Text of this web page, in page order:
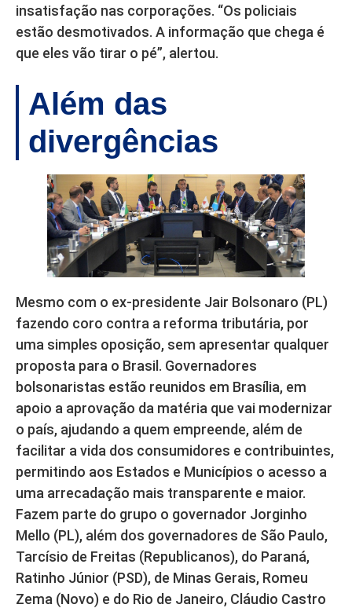
insatisfação nas corporações. “Os policiais
estão desmotivados. A informação que chega é
que eles vão tirar o pé”, alertou.
Além das
divergências
Mesmo com o ex-presidente Jair Bolsonaro (PL)
fazendo coro contra a reforma tributária, por
uma simples oposição, sem apresentar qualquer
proposta para o Brasil. Governadores
bolsonaristas estão reunidos em Brasília, em
apoio a aprovação da matéria que vai modernizar
o país, ajudando a quem empreende, além de
facilitar a vida dos consumidores e contribuintes,
permitindo aos Estados e Municípios o acesso a
uma arrecadação mais transparente e maior.
Fazem parte do grupo o governador Jorginho
Mello (PL), além dos governadores de São Paulo,
Tarcísio de Freitas (Republicanos), do Paraná,
Ratinho Júnior (PSD), de Minas Gerais, Romeu
Zema (Novo) e do Rio de Janeiro, Cláudio Castro